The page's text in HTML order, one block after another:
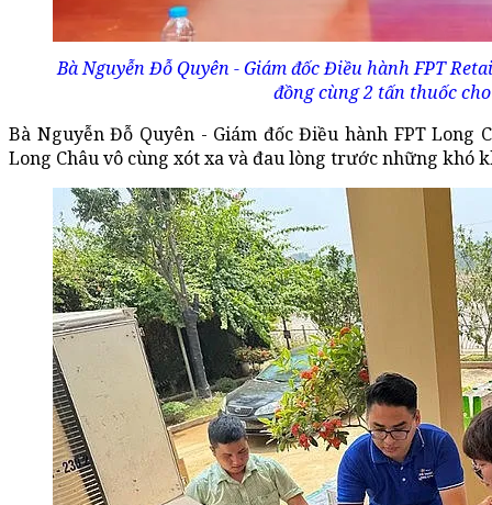
Bà Nguyễn Đỗ Quyên - Giám đốc Điều hành FPT
đồng cùng 2 tấn thuốc
Bà Nguyễn Đỗ Quyên - Giám đốc Điều hành FPT
Long Châu vô cùng xót xa và đau lòng trước những khó